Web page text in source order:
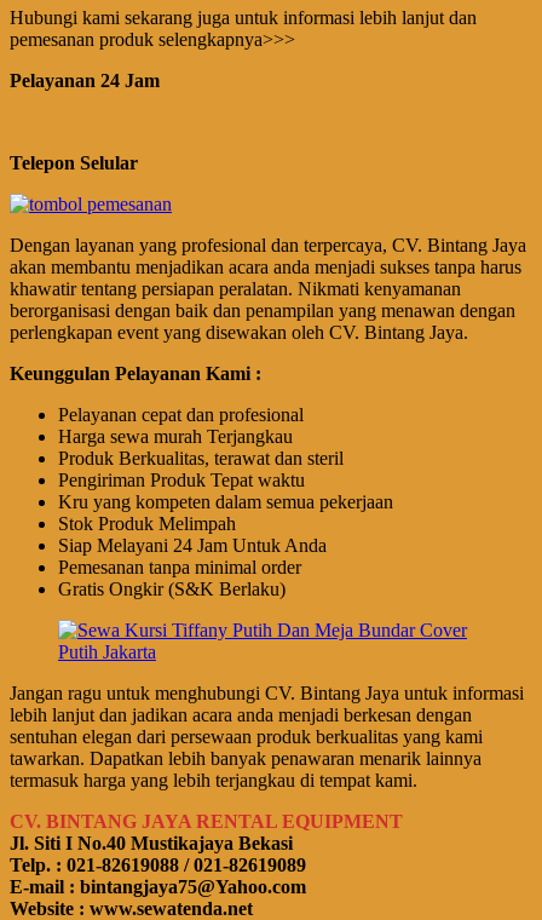
Hubungi kami sekarang juga untuk informasi lebih lanjut dan
pemesanan produk selengkapnya>>>
Pelayanan 24 Jam
Telepon Selular
Dengan layanan yang profesional dan terpercaya, CV. Bintang Jaya
akan membantu menjadikan acara anda menjadi sukses tanpa harus
khawatir tentang persiapan peralatan. Nikmati kenyamanan
berorganisasi dengan baik dan penampilan yang menawan dengan
perlengkapan event yang disewakan oleh CV. Bintang Jaya.
Keunggulan Pelayanan Kami :
Pelayanan cepat dan profesional
Harga sewa murah Terjangkau
Produk Berkualitas, terawat dan steril
Pengiriman Produk Tepat waktu
Kru yang kompeten dalam semua pekerjaan
Stok Produk Melimpah
Siap Melayani 24 Jam Untuk Anda
Pemesanan tanpa minimal order
Gratis Ongkir (S&K Berlaku)
Jangan ragu untuk menghubungi CV. Bintang Jaya untuk informasi
lebih lanjut dan jadikan acara anda menjadi berkesan dengan
sentuhan elegan dari persewaan produk berkualitas yang kami
tawarkan. Dapatkan lebih banyak penawaran menarik lainnya
termasuk harga yang lebih terjangkau di tempat kami.
CV. BINTANG JAYA RENTAL EQUIPMENT
Jl. Siti I No.40 Mustikajaya Bekasi
Telp. : 021-82619088 / 021-82619089
E-mail : bintangjaya75@Yahoo.com
Website : www.sewatenda.net